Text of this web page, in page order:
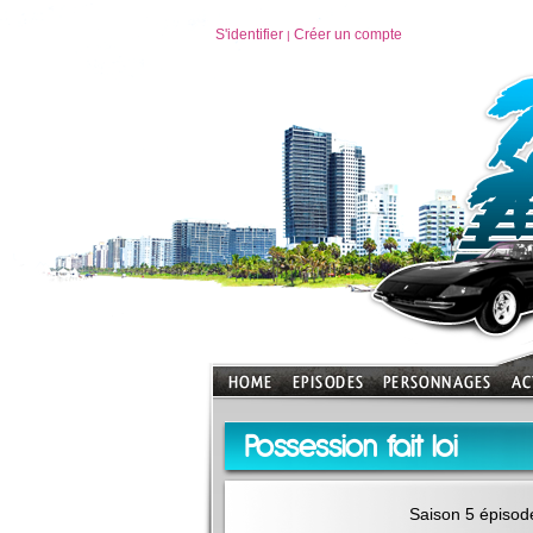
S'identifier | Créer un compte
Possession fait loi
Saison 5